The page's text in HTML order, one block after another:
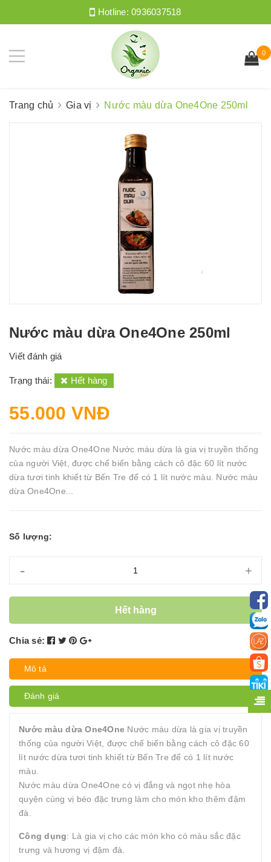
Hotline:0936037518
0
Trang chủ Gia vị Nước màu dừa One4One 250ml
Nước màu dừa One4One 250ml
Viết đánh giá
Trạng thái: Hết hàng
55.000 VNĐ
Nước màu dừa One4One Nước màu dừa là gia vị truyền thống
của người Việt, được chế biến bằng cách cô đặc 60 lít nước
dừa tươi tinh khiết từ Bến Tre để có 1 lít nước màu. Nước màu
dừa One4One...
Số lượng:
- +
Hết hàng
Chia sẻ:
Mô tả
Đánh giá
Nước màu dừa One4One Nước màu dừa là gia vị truyền
thống của người Việt, được chế biến bằng cách cô đặc 60
lít nước dừa tươi tinh khiết từ Bến Tre để có 1 lít nước
màu.
Nước màu dừa One4One có vị đắng và ngọt nhẹ hòa
quyện cùng vị béo đặc trưng làm cho món kho thêm đậm
đà.
Công dụng: Là gia vị cho các món kho có màu sắc đặc
trưng và hương vị đậm đà.